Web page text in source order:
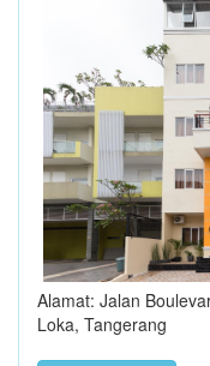
Alamat: Jalan
Loka, Tangerang